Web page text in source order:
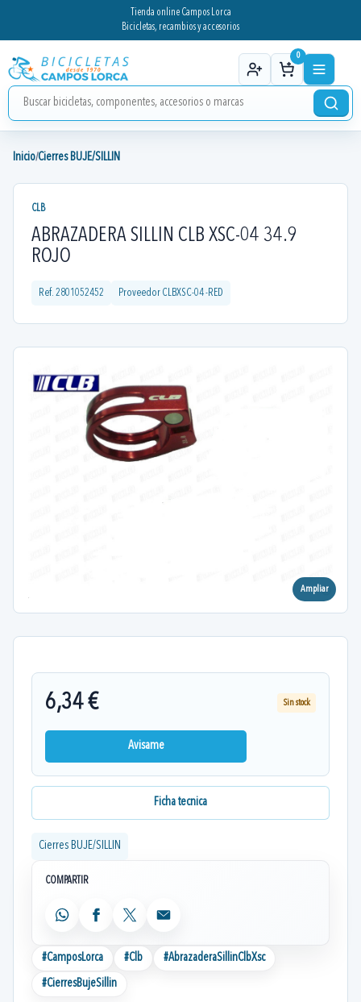
Tienda online Campos Lorca
Bicicletas, recambios y accesorios
0
Inicio/Cierres BUJE/SILLIN
CLB
ABRAZADERA SILLIN CLB XSC-04 34.9
ROJO
Ref. 2801052452 Proveedor CLBXSC-04 -RED
Ampliar
6,34 € Sin stock
Avisame
Ficha tecnica
Cierres BUJE/SILLIN
COMPARTIR
WhatsAppFacebook
X Email
#CamposLorca #Clb #AbrazaderaSillinClbXsc
#CierresBujeSillin